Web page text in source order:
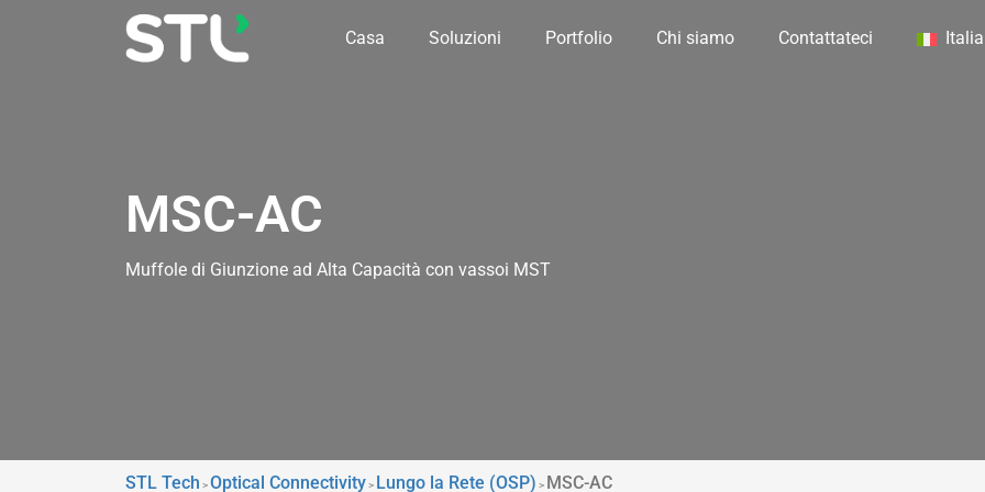
Casa Soluzioni Portfolio Chi siamo Contattateci
MSC-AC
Muffole di Giunzione ad Alta Capacità con vassoi MST
STL Tech >Optical Connectivity> Lungo la Rete (OSP) > MSC-AC